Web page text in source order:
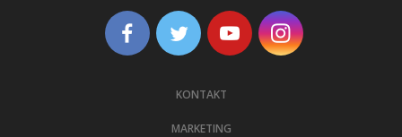
KONTAKT
MARKETING